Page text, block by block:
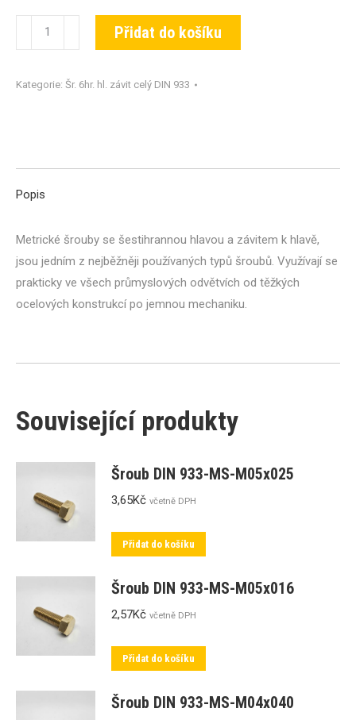
MS-
Přidat do košíku
Kategorie: Šr. 6hr. hl. závit celý DIN 933
Popis
Metrické šrouby se šestihrannou hlavou a závitem k hlavě,
jsou jedním z nejběžněji používaných typů šroubů. Využívají se
prakticky ve všech průmyslových odvětvích od těžkých
ocelových konstrukcí po jemnou mechaniku.
Související produkty
Šroub DIN 933-MS-M05x025
3,65Kč včetně DPH
Přidat do košíku
Šroub DIN 933-MS-M05x016
2,57Kč včetně DPH
Přidat do košíku
Šroub DIN 933-MS-M04x040